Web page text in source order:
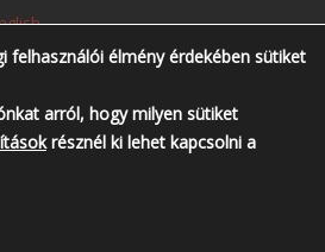
14:00
telefonos egyeztetés szükséges!
; +36 30 213 3461
felhasználói élmény érdekében sütiket
arról, hogy milyen sütiket
résznél ki lehet kapcsolni a